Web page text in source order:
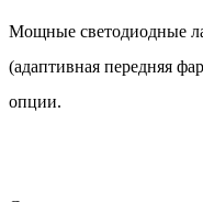
Мощные светодиодные
(адаптивная передняя
опции.